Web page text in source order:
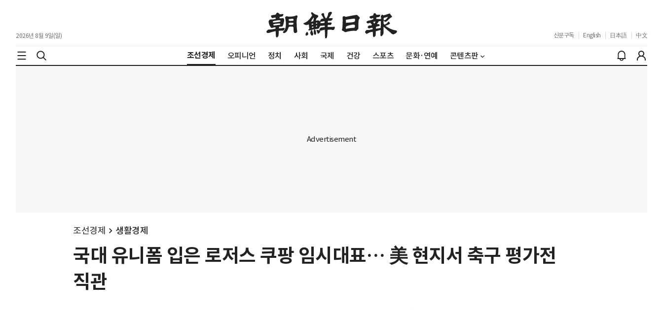
2026년 8월 9일(일) 신문구독 English 日本語 中文
조선경제 오피니언 정치 사회 국제 건강 스포츠 문화·연예 콘텐츠판
조선경제 생활경제
국대 유니폼 입은 로저스 쿠팡 임시대표… 美 현지서 축구 평가전
직관